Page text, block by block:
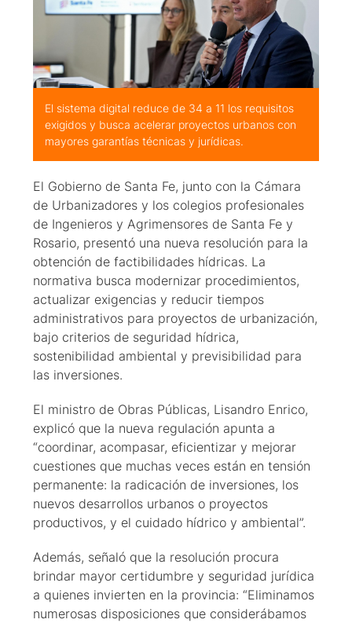
El sistema digital reduce de 34 a 11 los requisitos
exigidos y busca acelerar proyectos urbanos con
mayores garantías técnicas y jurídicas.
El Gobierno de Santa Fe, junto con la Cámara
de Urbanizadores y los colegios profesionales
de Ingenieros y Agrimensores de Santa Fe y
Rosario, presentó una nueva resolución para la
obtención de factibilidades hídricas. La
normativa busca modernizar procedimientos,
actualizar exigencias y reducir tiempos
administrativos para proyectos de urbanización,
bajo criterios de seguridad hídrica,
sostenibilidad ambiental y previsibilidad para
las inversiones.
El ministro de Obras Públicas, Lisandro Enrico,
explicó que la nueva regulación apunta a
“coordinar, acompasar, eficientizar y mejorar
cuestiones que muchas veces están en tensión
permanente: la radicación de inversiones, los
nuevos desarrollos urbanos o proyectos
productivos, y el cuidado hídrico y ambiental”.
Además, señaló que la resolución procura
brindar mayor certidumbre y seguridad jurídica
a quienes invierten en la provincia: “Eliminamos
numerosas disposiciones que considerábamos